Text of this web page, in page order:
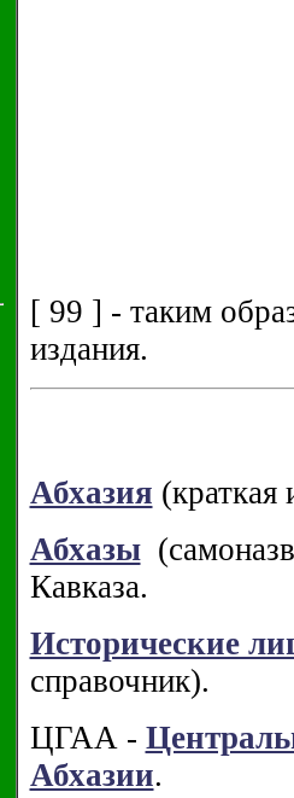
[ 99 ] - таким
издания.
Абхазия (краткая
Абхазы
Кавказа.
Исторические
справочник).
ЦГАА -
Абхазии.